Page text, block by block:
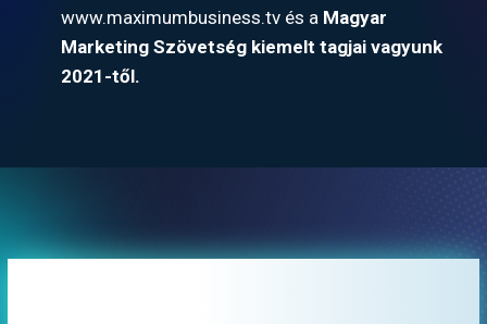
www.maximumbusiness.tv és a Magyar
Marketing Szövetség kiemelt tagjai vagyunk
2021-től.